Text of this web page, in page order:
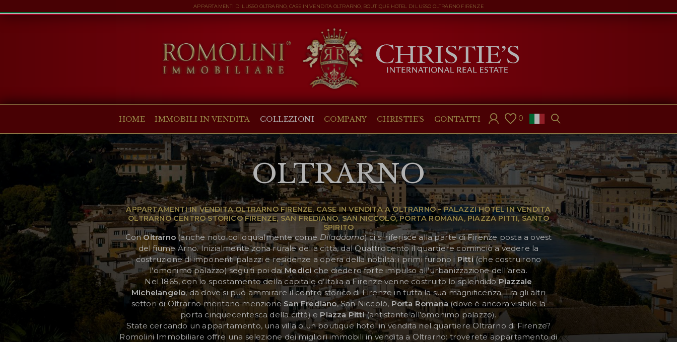
APPARTAMENTI DI LUSSO OLTRARNO, CASE IN VENDITA OLTRARNO, BOUTIQUE HOTEL DI LUSSO OLTRARNO FIRENZE
HOME IMMOBILI IN VENDITA COLLEZIONI COMPANY CHRISTIE'S CONTATTI 0
COMPANY
Lingua:
AREA RISERVATA
WISHLIST (0 )
OLTRARNO
APPARTAMENTI IN VENDITA OLTRARNO FIRENZE, CASE IN VENDITA A OLTRARNO – PALAZZI HOTEL IN VENDITA
OLTRARNO CENTRO STORICO FIRENZE, SAN FREDIANO, SAN NICCOLÒ, PORTA ROMANA, PIAZZA PITTI, SANTO
SPIRITO
ConOltrarno (anche noto colloquialmente come Diladdarno) ci si riferisce alla parte di Firenze posta a ovest
del fiume Arno. Inizialmente zona rurale della città, dal Quattrocento il quartiere cominciò a vedere la
costruzione di imponenti palazzi e residenze a opera della nobiltà: i primi furono iPitti(che costruirono
l’omonimo palazzo) seguiti poi daiMediciche diedero forte impulso all’urbanizzazione dell’area.
Nel 1865, con lo spostamento della capitale d’Italia a Firenze venne costruito lo splendidoPiazzale
Michelangelo, da dove si può ammirare il centro storico di Firenze in tutta la sua magnificenza. Tra gli altri
settori di Oltrarno meritano menzione San Frediano, San Niccolò, Porta Romana (dove è ancora visibile la
porta cinquecentesca della città) e Piazza Pitti(antistante all’omonimo palazzo).
State cercando un appartamento, una villa o un boutique hotel in vendita nel quartiere Oltrarno di Firenze?
Romolini Immobiliare offre una selezione dei migliori immobili in vendita a Oltrarno: troverete appartamento di